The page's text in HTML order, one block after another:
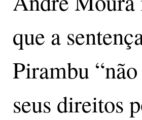
que a
Pirambu
seus direitos